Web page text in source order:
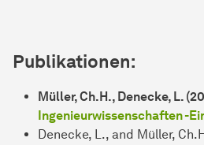
Publikationen:
Müller, Ch.H., Denecke, L.
Ingenieurwissenschaften -
Denecke, L., and Müller,